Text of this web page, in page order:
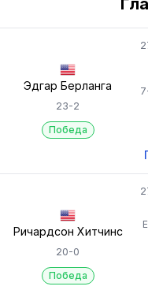
Эдгар Берланга
23-2
Победа
Ричардсон Хитчинс
20-0
Победа